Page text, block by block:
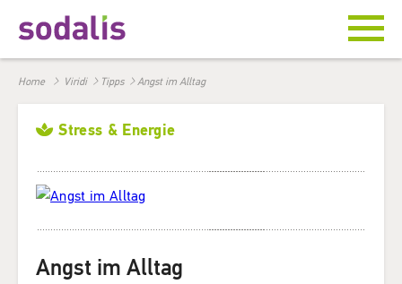
Home Viridi Tipps Angst im Alltag
Stress & Energie
Angst im Alltag